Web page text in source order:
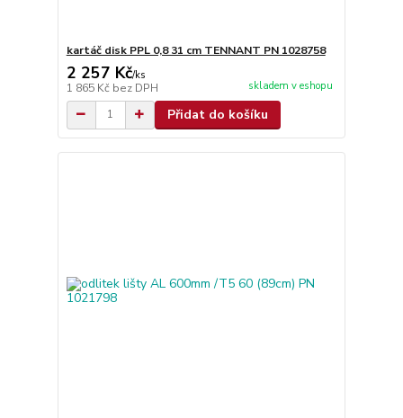
kartáč disk PPL 0,8 31 cm TENNANT PN 1028758
2 257 Kč/ks
1 865 Kč bez DPH skladem v eshopu
Přidat do košíku